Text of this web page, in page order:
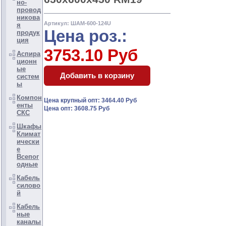
но-
провод
никова
я
продук
ция
Аспира
ционн
ые
систем
ы
Компон
енты
СКС
Шкафы
Климат
ически
е
Всепог
одные
Кабель
силово
й
Кабель
ные
каналы
Артикул: ШАМ-600-124U
Цена роз.:
3753.10 Руб
Цена крупный опт: 3464.40 Руб
Цена опт: 3608.75 Руб